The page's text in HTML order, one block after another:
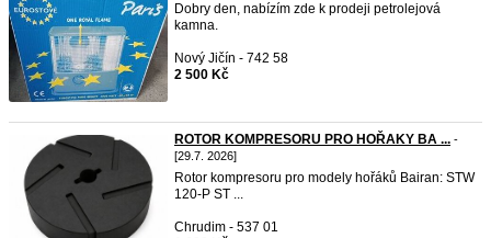
Dobry den, nabízím zde k prodeji petrolejová
kamna.
Nový Jičín - 742 58
2 500 Kč
ROTOR KOMPRESORU PRO HOŘAKY BA ... -
[29.7. 2026]
Rotor kompresoru pro modely hořáků Bairan: STW
120-P ST ...
Chrudim - 537 01